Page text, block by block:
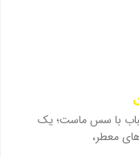
با سس ماست؛ یک
معطر،